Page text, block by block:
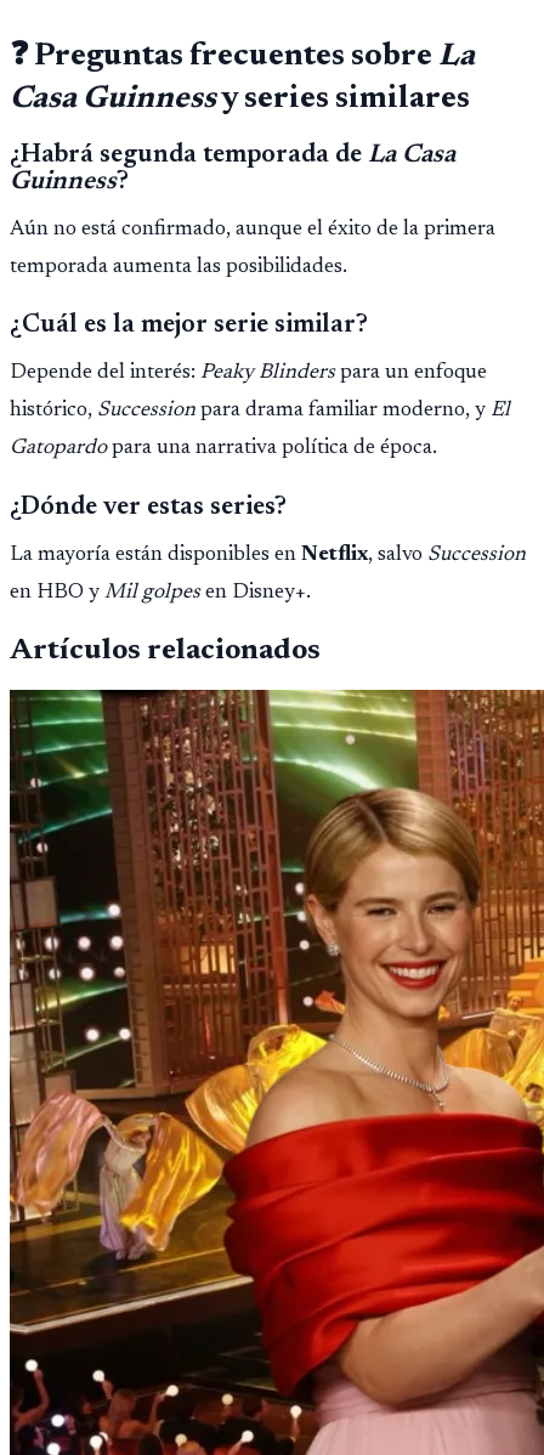
❓ Preguntas frecuentes sobre La
Casa Guinnessy series similares
¿Habrá segunda temporada de La Casa
Guinness?
Aún no está confirmado, aunque el éxito de la primera
temporada aumenta las posibilidades.
¿Cuál es la mejor serie similar?
Depende del interés: Peaky Blinderspara un enfoque
histórico, Succession para drama familiar moderno, y El
Gatopardopara una narrativa política de época.
¿Dónde ver estas series?
La mayoría están disponibles en Netflix, salvo Succession
en HBO y Mil golpesen Disney+.
Artículos relacionados